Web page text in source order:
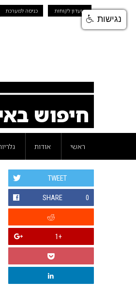
מועדון לקוחות כניסה למערכת
חיפוש
ראשי אודות
TWEET
SHARE 0
+1
נגישות